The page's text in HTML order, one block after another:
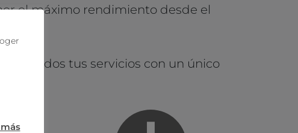
el máximo rendimiento desde el
todos tus servicios con un único
más